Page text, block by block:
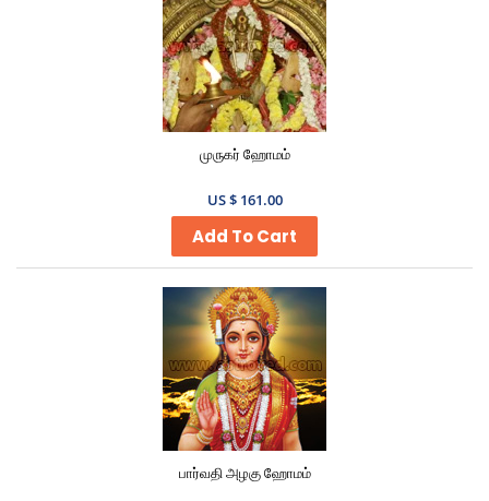
முருகர் ஹோமம்
US $ 161.00
Add To Cart
பார்வதி அழகு ஹோமம்